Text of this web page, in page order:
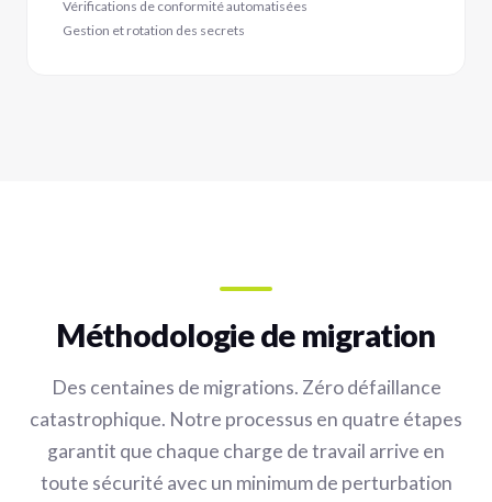
Vérifications de conformité automatisées
Gestion et rotation des secrets
Méthodologie de migration
Des centaines de migrations. Zéro défaillance
catastrophique. Notre processus en quatre étapes
garantit que chaque charge de travail arrive en
toute sécurité avec un minimum de perturbation